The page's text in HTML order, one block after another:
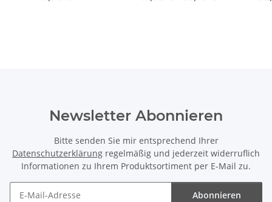
Newsletter Abonnieren
Bitte senden Sie mir entsprechend Ihrer
Datenschutzerklärung regelmäßig und jederzeit widerruflich
Informationen zu Ihrem Produktsortiment per E-Mail zu.
Abonnieren